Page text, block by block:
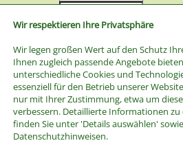
Wir respektieren Ihre Privatsphäre
Wir legen großen Wert auf den Schutz
Ihnen zugleich passende Angebote
unterschiedliche Cookies und
essenziell für den Betrieb unserer
nur mit Ihrer Zustimmung, etwa um
verbessern. Detaillierte Informationen
finden Sie unter 'Details auswählen'
Datenschutzhinweisen.